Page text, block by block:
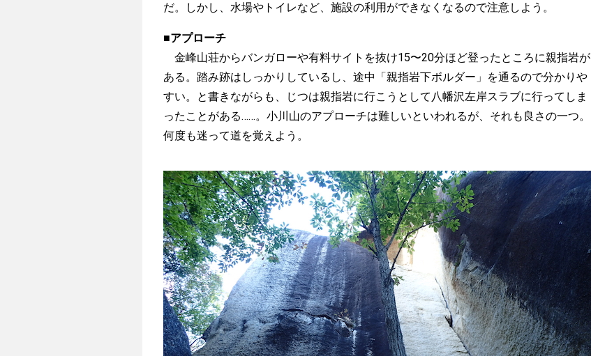
だ。しかし、水場やトイレなど、施設の利用ができなくなるので注意しよう。
■アプローチ
金峰山荘からバンガローや有料サイトを抜け15〜20分ほど登ったところに親指岩が
ある。踏み跡はしっかりしているし、途中「親指岩下ボルダー」を通るので分かりや
すい。と書きながらも、じつは親指岩に行こうとして八幡沢左岸スラブに行ってしま
ったことがある……。小川山のアプローチは難しいといわれるが、それも良さの一つ。
何度も迷って道を覚えよう。